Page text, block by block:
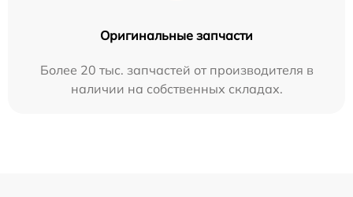
Оригинальные запчасти
Более 20 тыс. запчастей от производителя в
наличии на собственных складах.